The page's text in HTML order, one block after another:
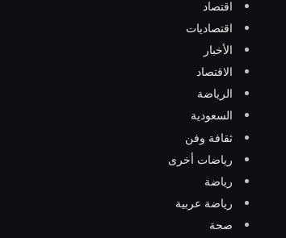
اقتصاد
اقتصاديات
الأخبار
الاقتصاد
الرياضة
السعودية
ثقافة وفن
رياضات أخرى
رياضة
رياضة عربية
صحة